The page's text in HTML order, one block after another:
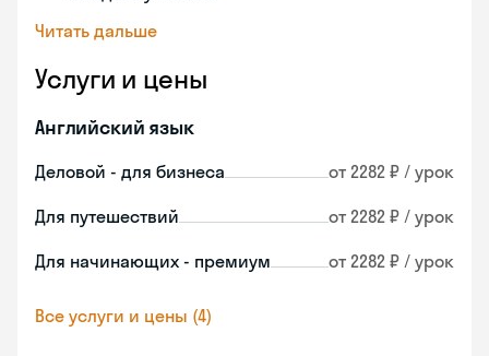
Читать дальше
Услуги и цены
Английский язык
Деловой - для бизнеса от 2282 ₽ / урок
Для путешествий от 2282 ₽ / урок
Для начинающих - премиум от 2282 ₽ / урок
Все услуги и цены (4)